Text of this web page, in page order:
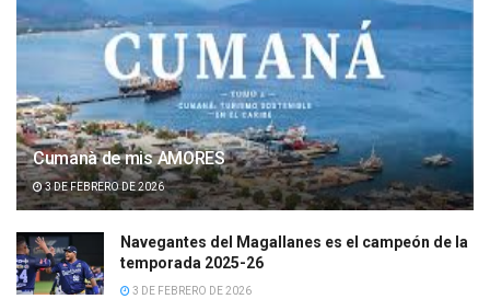
Cumanà de mis AMORES
3 DE FEBRERO DE 2026
Navegantes del Magallanes es el campeón de la
temporada 2025-26
3 DE FEBRERO DE 2026